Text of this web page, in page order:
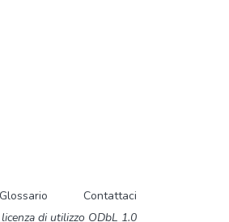
Glossario
Contattaci
di utilizzo ODbL 1.0